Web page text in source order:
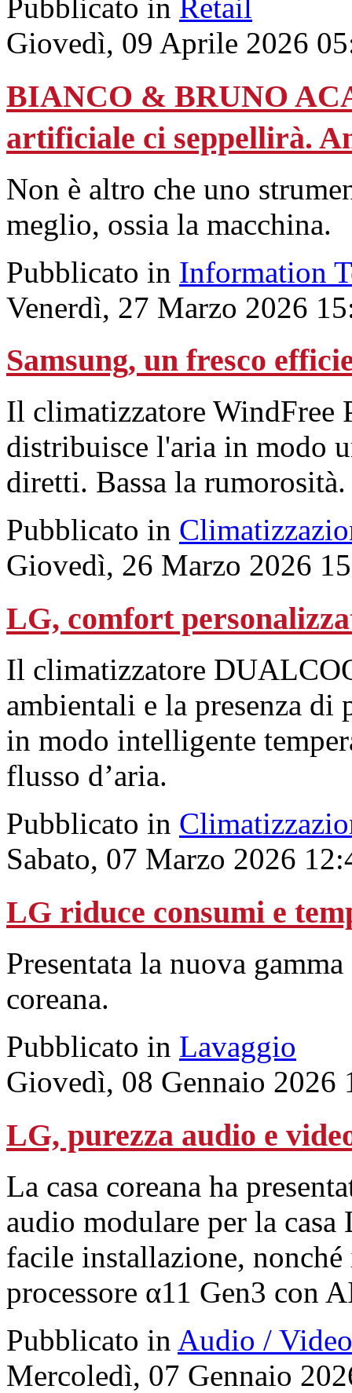
Pubblicato in Retail
Giovedì, 09 Aprile 2026
BIANCO & BRUNO
artificiale ci seppellirà.
Non è altro che uno
meglio, ossia la macchina.
Pubblicato in Information
Venerdì, 27 Marzo 2026
Samsung, un fresco
Il climatizzatore WindFree
distribuisce l'aria in modo
diretti. Bassa la rumorosità.
Pubblicato in
Giovedì, 26 Marzo 2026
LG, comfort
Il climatizzatore
ambientali e la presenza di
in modo intelligente
flusso d’aria.
Pubblicato in
Sabato, 07 Marzo 2026
LG riduce consumi e
Presentata la nuova
coreana.
Pubblicato in Lavaggio
Giovedì, 08 Gennaio 2026
LG, purezza audio e
La casa coreana ha
audio modulare per la
facile installazione,
processore α11 Gen3 con
Pubblicato in Audio / Video
Mercoledì, 07 Gennaio